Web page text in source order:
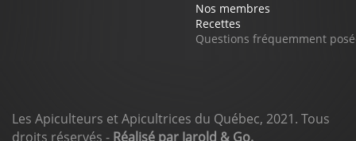
Nos membres
Recettes
Questions fréquemment
Les Apiculteurs et Apicultrices du Québec, 2021. Tous
droits réservés - Réalisé par Jarold & Go.